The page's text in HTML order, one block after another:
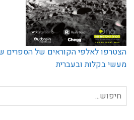
הצטרפו לאלפי הקוראים של הספרים
מעשי בקלות ובעברית
חיפוש
עבור: